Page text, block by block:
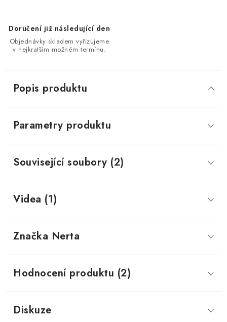
Doručení již následující den
Objednávky skladem vyřizujeme
v nejkratším možném termínu.
Popis produktu
Parametry produktu
Související soubory (2)
Videa (1)
Značka Nerta
Hodnocení produktu (2)
Diskuze